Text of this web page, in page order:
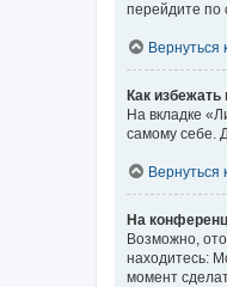
перейдите по
Вернуться
Как
На вкладке
самому себе.
Вернуться
На
Возможно,
находитесь:
момент